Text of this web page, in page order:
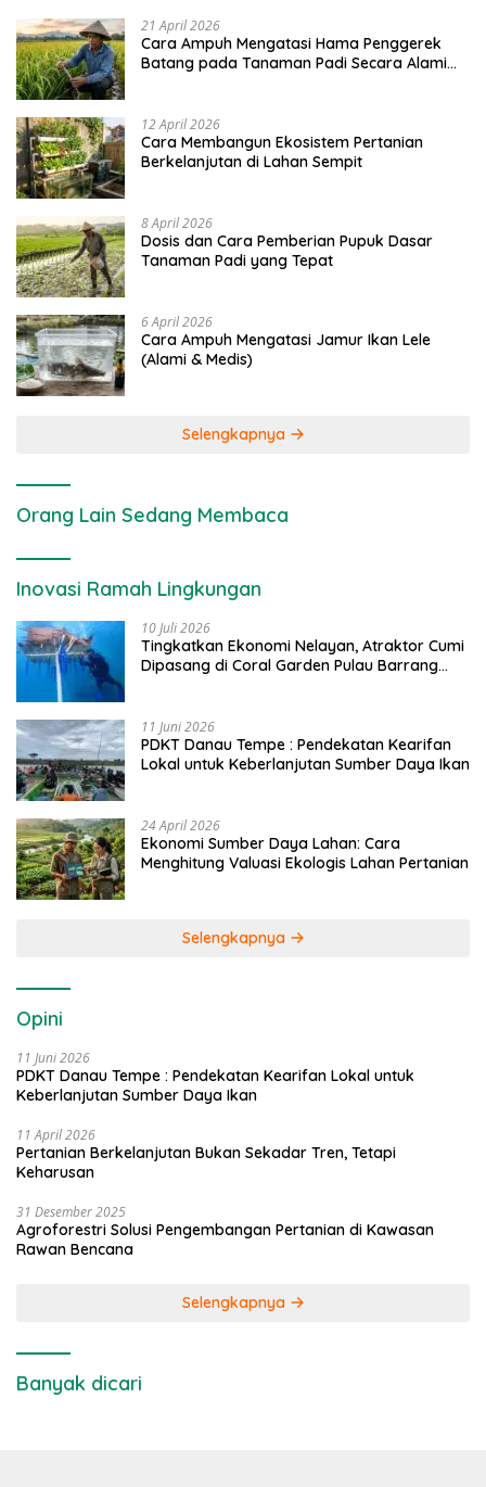
21 April 2026
Cara Ampuh Mengatasi Hama Penggerek
Batang pada Tanaman Padi Secara Alami
12 April 2026
Cara Membangun Ekosistem Pertanian
Berkelanjutan di Lahan Sempit
8 April 2026
Dosis dan Cara Pemberian Pupuk Dasar
Tanaman Padi yang Tepat
6 April 2026
Cara Ampuh Mengatasi Jamur Ikan Lele
(Alami & Medis)
Selengkapnya
Orang Lain Sedang Membaca
Inovasi Ramah Lingkungan
10 Juli 2026
Tingkatkan Ekonomi Nelayan, Atraktor Cumi
Dipasang di Coral Garden Pulau Barrang
11 Juni 2026
PDKT Danau Tempe : Pendekatan Kearifan
Lokal untuk Keberlanjutan Sumber Daya Ikan
24 April 2026
Ekonomi Sumber Daya Lahan: Cara
Menghitung Valuasi Ekologis Lahan Pertanian
Selengkapnya
Opini
11 Juni 2026
PDKT Danau Tempe : Pendekatan Kearifan Lokal untuk
Keberlanjutan Sumber Daya Ikan
11 April 2026
Pertanian Berkelanjutan Bukan Sekadar Tren, Tetapi
Keharusan
31 Desember 2025
Agroforestri Solusi Pengembangan Pertanian di Kawasan
Rawan Bencana
Selengkapnya
Banyak dicari